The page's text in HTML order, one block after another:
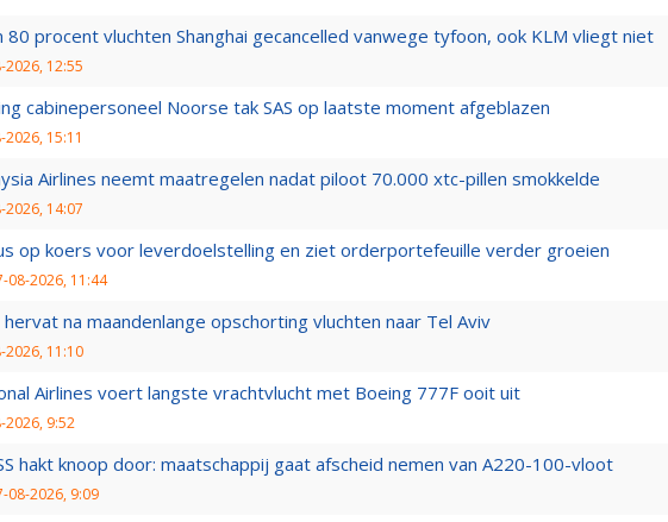
80 procent vluchten Shanghai gecancelled vanwege tyfoon, ook KLM vliegt niet
2026, 12:55
cabinepersoneel Noorse tak SAS op laatste moment afgeblazen
2026, 15:11
Airlines neemt maatregelen nadat piloot 70.000 xtc-pillen smokkelde
2026, 14:07
op koers voor leverdoelstelling en ziet orderportefeuille verder groeien
08-2026, 11:44
hervat na maandenlange opschorting vluchten naar Tel Aviv
2026, 11:10
Airlines voert langste vrachtvlucht met Boeing 777F ooit uit
2026, 9:52
hakt knoop door: maatschappij gaat afscheid nemen van A220-100-vloot
08-2026, 9:09